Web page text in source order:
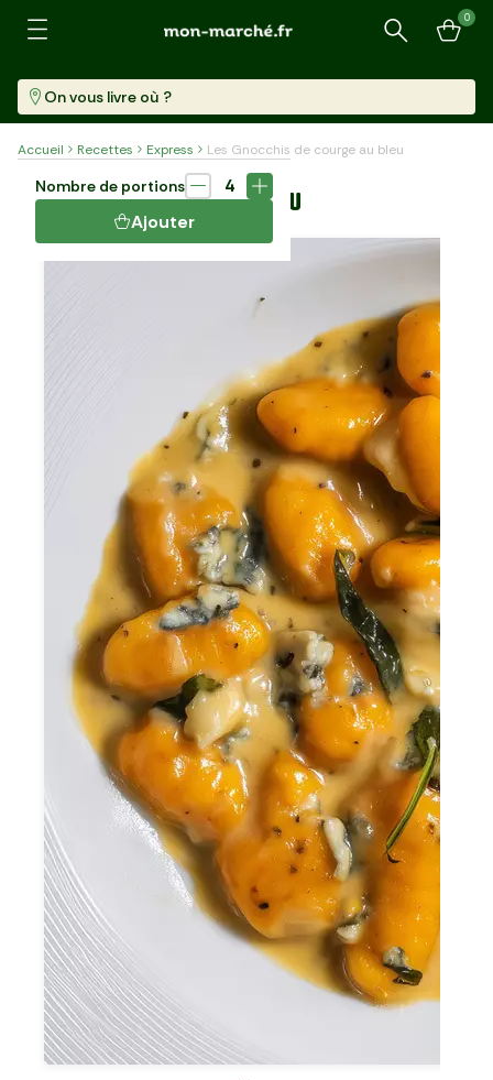
Recherche
0
On vous livre où ?
Accueil Recettes Express
Les Gnocchis de courge au bleu
LES GNOCCHIS DE COURGE AU BLEU
Nombre de portions
4
Ajouter